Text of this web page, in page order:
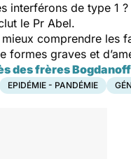
interférons de type 1
le Pr Abel.
comprendre les
formes graves et
des frères
EPIDÉMIE - PANDÉMIE